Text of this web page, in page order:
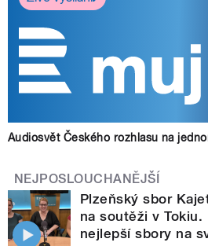
Audiosvět Českého rozhlasu na
NEJPOSLOUCHANĚJŠÍ
Plzeňský sbor
na soutěži v Tokiu.
nejlepší sbory na